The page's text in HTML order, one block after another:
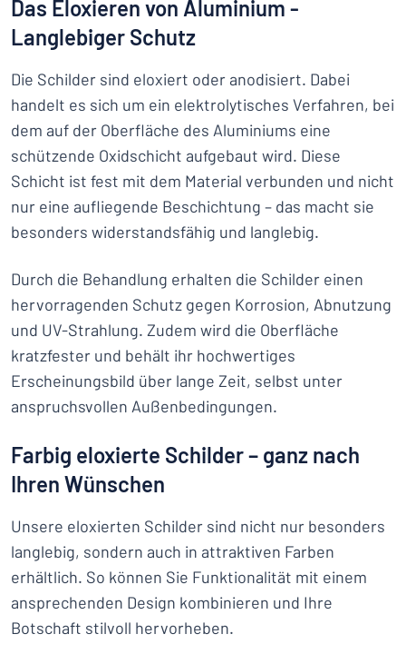
Das Eloxieren von Aluminium -
Langlebiger Schutz
Die Schilder sind eloxiert oder anodisiert. Dabei
handelt es sich um ein elektrolytisches Verfahren, bei
dem auf der Oberfläche des Aluminiums eine
schützende Oxidschicht aufgebaut wird. Diese
Schicht ist fest mit dem Material verbunden und nicht
nur eine aufliegende Beschichtung – das macht sie
besonders widerstandsfähig und langlebig.
Durch die Behandlung erhalten die Schilder einen
hervorragenden Schutz gegen Korrosion, Abnutzung
und UV-Strahlung. Zudem wird die Oberfläche
kratzfester und behält ihr hochwertiges
Erscheinungsbild über lange Zeit, selbst unter
anspruchsvollen Außenbedingungen.
Farbig eloxierte Schilder – ganz nach
Ihren Wünschen
Unsere eloxierten Schilder sind nicht nur besonders
langlebig, sondern auch in attraktiven Farben
erhältlich. So können Sie Funktionalität mit einem
ansprechenden Design kombinieren und Ihre
Botschaft stilvoll hervorheben.